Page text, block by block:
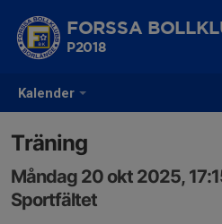
Kalender
FORSSA
P2018
Träning
Måndag 20 okt 2025,
Sportfältet